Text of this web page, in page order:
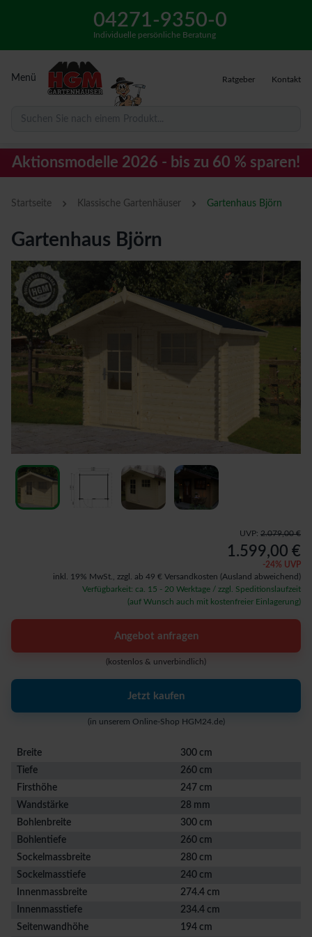
04271-9350-0
Individuelle persönliche Beratung
Menü Ratgeber Kontakt
Suchen Sie nach einem Produkt...
Aktionsmodelle 2026 - bis zu 60 % sparen!
Startseite › Klassische Gartenhäuser › Gartenhaus Björn
Gartenhaus Björn
UVP: 2.079,00 €
1.599,00 €
-24% UVP
inkl. 19% MwSt., zzgl. ab 49 € Versandkosten (Ausland abweichend)
Verfügbarkeit: ca. 15 - 20 Werktage / zzgl. Speditionslaufzeit
(auf Wunsch auch mit kostenfreier Einlagerung)
Angebot anfragen
(kostenlos & unverbindlich)
Jetzt kaufen
(in unserem Online-Shop HGM24.de)
Breite
300 cm
Tiefe
260 cm
Firsthöhe
247 cm
Wandstärke
28 mm
Bohlenbreite
300 cm
Bohlentiefe
260 cm
Sockelmassbreite
280 cm
Sockelmasstiefe
240 cm
Innenmassbreite
274.4 cm
Innenmasstiefe
234.4 cm
Seitenwandhöhe
194 cm